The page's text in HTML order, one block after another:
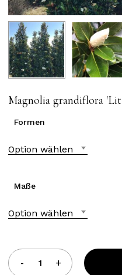
Magnolia grandiflora
Formen
Option wählen
Maße
Option wählen